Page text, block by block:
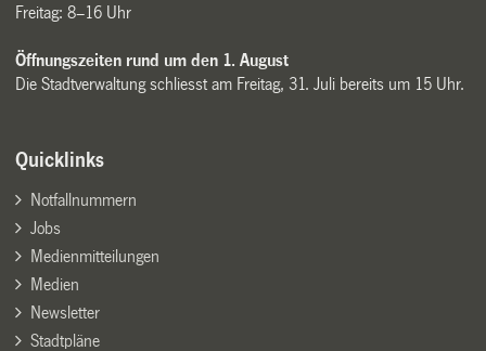
Freitag: 8–16 Uhr
Öffnungszeiten rund um den 1. August
Die Stadtverwaltung schliesst am Freitag, 31. Juli bereits um 15 Uhr.
Quicklinks
Notfallnummern
Jobs
Medienmitteilungen
Medien
Newsletter
Stadtpläne